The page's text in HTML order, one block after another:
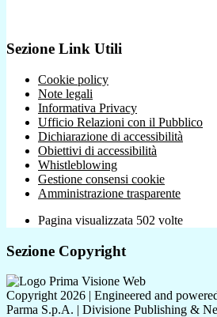
Sezione Link Utili
Cookie policy
Note legali
Informativa Privacy
Ufficio Relazioni con il Pubblico
Dichiarazione di accessibilità
Obiettivi di accessibilità
Whistleblowing
Gestione consensi cookie
Amministrazione trasparente
Pagina visualizzata 502 volte
Sezione Copyright
Copyright 2026 | Engineered and
Parma S.p.A. | Divisione Publishing &